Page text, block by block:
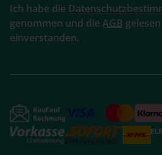
Ich habe die
genommen und die AGB
einverstanden.